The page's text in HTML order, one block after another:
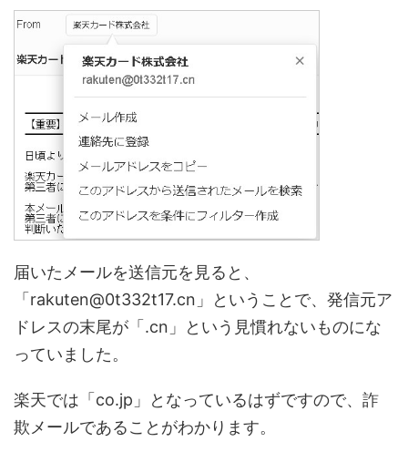
届いたメールを送信元を見ると、
「rakuten@0t332t17.cn」ということで、発信元ア
ドレスの末尾が「.cn」という見慣れないものにな
っていました。
楽天では「co.jp」となっているはずですので、詐
欺メールであることがわかります。